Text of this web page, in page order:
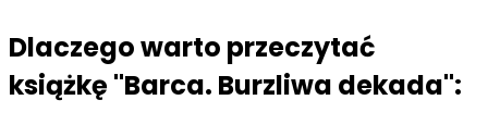
Dlaczego warto przeczytać
książkę "Barca. Burzliwa dekada":